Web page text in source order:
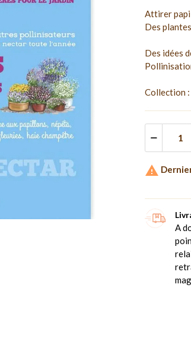
Attirer
Des
Des idées
Collection :

A